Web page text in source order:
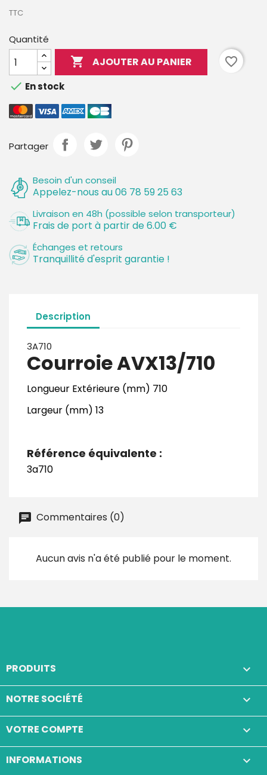
TTC
Quantité
 AJOUTER AU PANIER
favorite_border
 En stock
Partager
Besoin d'un conseil
Appelez-nous au 06 78 59 25 63
Livraison en 48h (possible selon transporteur)
Frais de port à partir de 6.00 €
Échanges et retours
Tranquillité d'esprit garantie !
Description
3A710
Courroie AVX13/710
Longueur Extérieure (mm) 710
Largeur (mm) 13
Référence équivalente :
3a710
Commentaires (0)
Aucun avis n'a été publié pour le moment.
PRODUITS 
NOTRE SOCIÉTÉ 
VOTRE COMPTE 
INFORMATIONS keyboard_arrow_down